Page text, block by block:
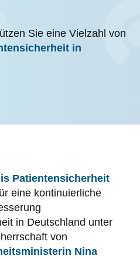
Sie eine Vielzahl von
in
Patientensicherheit
eine kontinuierliche
in Deutschland unter
von
Nina